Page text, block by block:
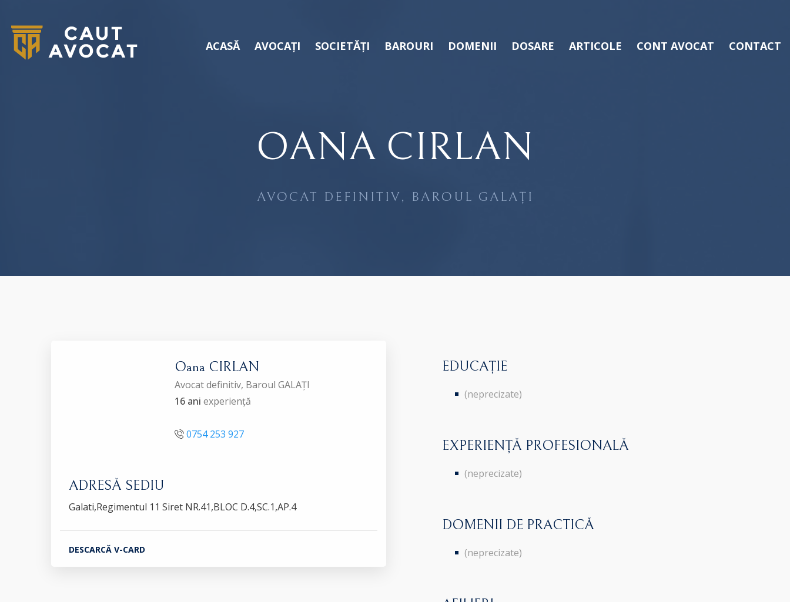
ACASĂ AVOCAȚI SOCIETĂȚI BAROURI DOMENII DOSARE ARTICOLE CONT AVOCAT CONTACT
OANA CIRLAN
AVOCAT DEFINITIV, BAROUL GALAȚI
Oana CIRLAN
Avocat definitiv, Baroul GALAȚI
16 ani experiență
0754 253 927
ADRESĂ SEDIU
Galati,Regimentul 11 Siret NR.41,BLOC D.4,SC.1,AP.4
DESCARCĂ V-CARD
EDUCAȚIE
(neprecizate)
EXPERIENȚĂ PROFESIONALĂ
(neprecizate)
DOMENII DE PRACTICĂ
(neprecizate)